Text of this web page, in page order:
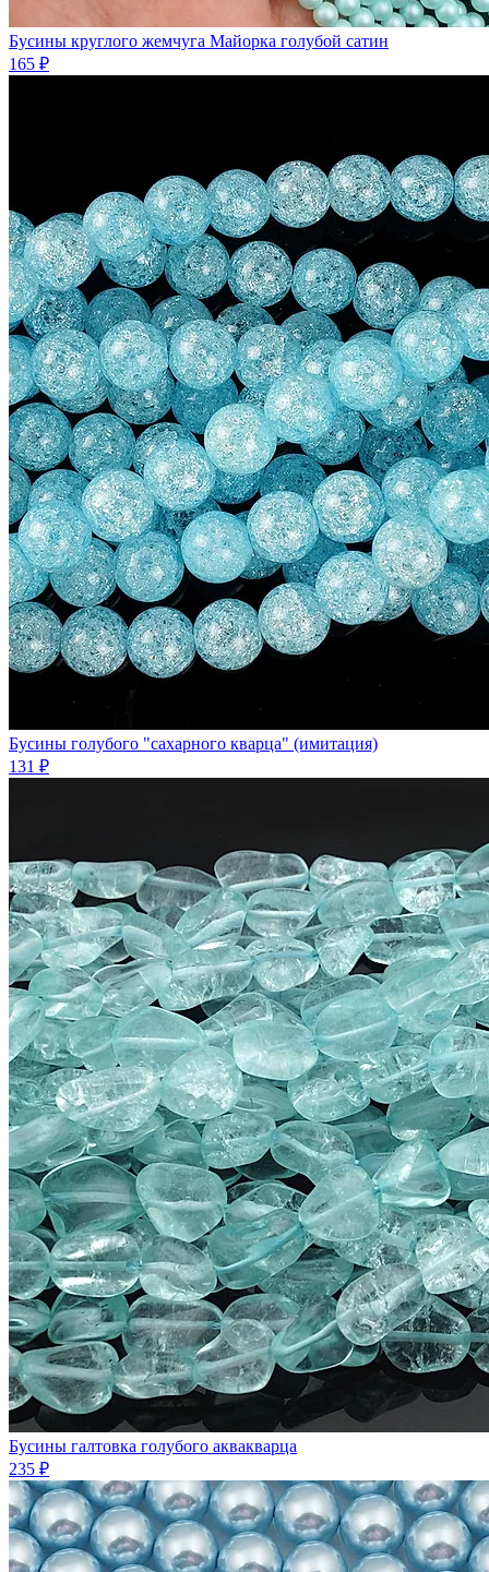
Бусины круглого жемчуга Майорка голубой сатин
165 ₽
Бусины голубого "сахарного кварца" (имитация)
131 ₽
Бусины галтовка голубого аквакварца
235 ₽